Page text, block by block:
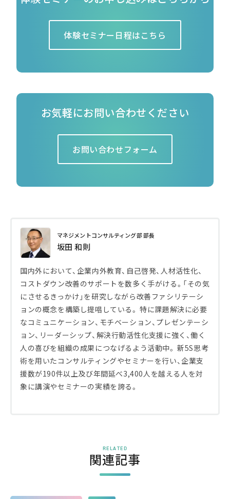
体験セミナー日程はこちら
お気軽にお問い合わせください
お問い合わせフォーム
マネジメントコンサルティング部 部長
坂田 和則
国内外において、企業内外教育、自己啓発、人材活性化、
コストダウン改善のサポートを数多く手がける。「その気
にさせるきっかけ」を研究しながら改善ファシリテーシ
ョンの概念を構築し提唱している。 特に課題解決に必要
なコミュニケーション、モチベーション、プレゼンテーシ
ョン、リーダーシップ、解決行動活性化支援に強く、働く
人の喜びを組織の成果につなげるよう活動中。 新5S思考
術を用いたコンサルティングやセミナーを行い、企業支
援数が190件以上及び年間延べ3,400人を越える人を対
象に講演やセミナーの実績を誇る。
RELATED
関連記事